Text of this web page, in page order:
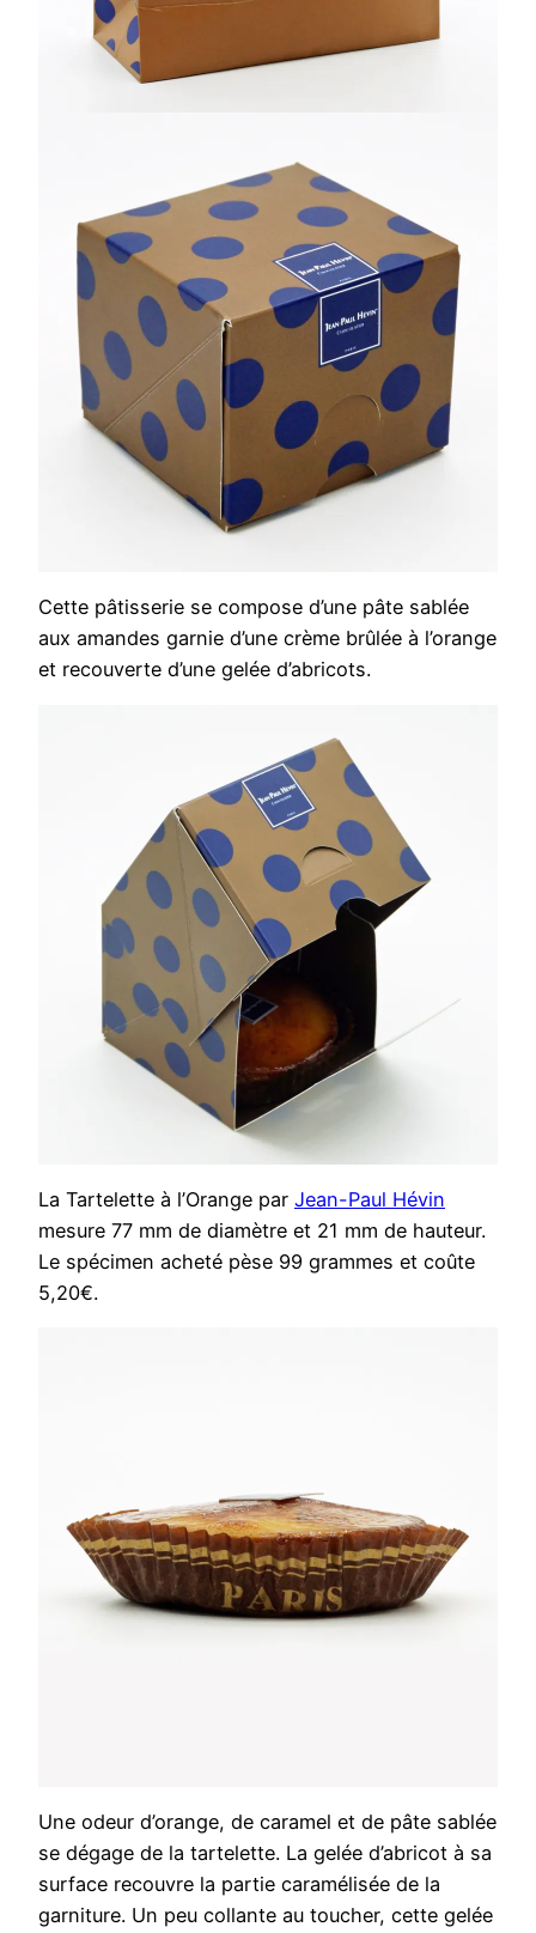
Cette pâtisserie se compose d’une pâte sablée
aux amandes garnie d’une crème brûlée à l’orange
et recouverte d’une gelée d’abricots.
La Tartelette à l’Orange par Jean-Paul Hévin
mesure 77 mm de diamètre et 21 mm de hauteur.
Le spécimen acheté pèse 99 grammes et coûte
5,20€.
Une odeur d’orange, de caramel et de pâte sablée
se dégage de la tartelette. La gelée d’abricot à sa
surface recouvre la partie caramélisée de la
garniture. Un peu collante au toucher, cette gelée